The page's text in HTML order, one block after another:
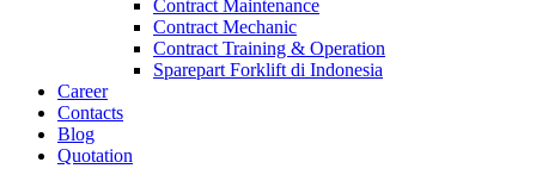
Contract Maintenance
Contract Mechanic
Contract Training & Operation
Sparepart Forklift di Indonesia
Career
Contacts
Blog
Quotation